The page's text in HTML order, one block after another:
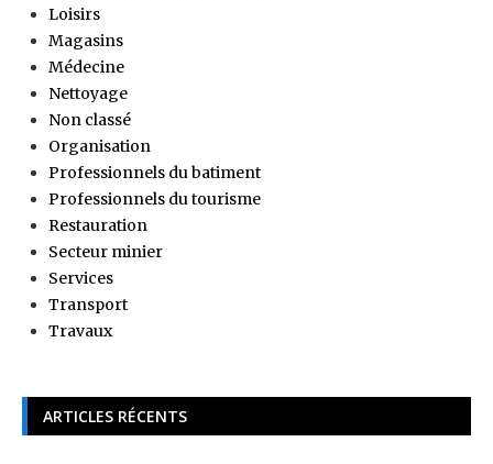
Loisirs
Magasins
Médecine
Nettoyage
Non classé
Organisation
Professionnels du batiment
Professionnels du tourisme
Restauration
Secteur minier
Services
Transport
Travaux
ARTICLES RÉCENTS